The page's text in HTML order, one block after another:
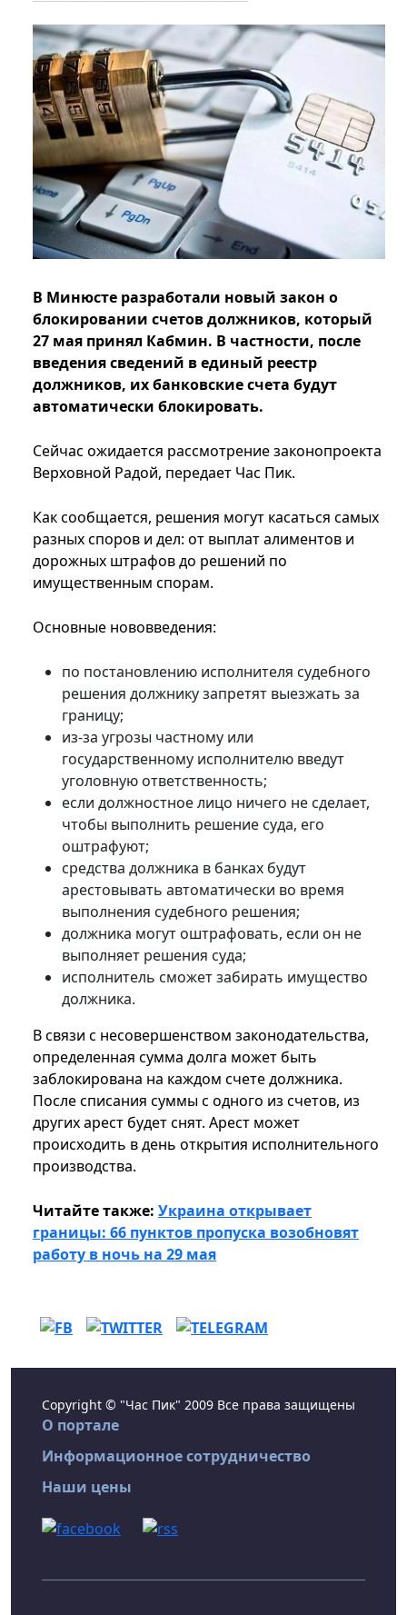
В Минюсте разработали новый закон о
блокировании счетов должников, который
27 мая принял Кабмин. В частности, после
введения сведений в единый реестр
должников, их банковские счета будут
автоматически блокировать.
Сейчас ожидается рассмотрение законопроекта
Верховной Радой, передает Час Пик.
Как сообщается, решения могут касаться самых
разных споров и дел: от выплат алиментов и
дорожных штрафов до решений по
имущественным спорам.
Основные нововведения:
по постановлению исполнителя судебного
решения должнику запретят выезжать за
границу;
из-за угрозы частному или
государственному исполнителю введут
уголовную ответственность;
если должностное лицо ничего не сделает,
чтобы выполнить решение суда, его
оштрафуют;
средства должника в банках будут
арестовывать автоматически во время
выполнения судебного решения;
должника могут оштрафовать, если он не
выполняет решения суда;
исполнитель сможет забирать имущество
должника.
В связи с несовершенством законодательства,
определенная сумма долга может быть
заблокирована на каждом счете должника.
После списания суммы с одного из счетов, из
других арест будет снят. Арест может
происходить в день открытия исполнительного
производства.
Читайте также: Украина открывает
границы: 66 пунктов пропуска возобновят
работу в ночь на 29 мая
Copyright © "Час Пик" 2009 Все права защищены
О портале
Информационное сотрудничество
Наши цены